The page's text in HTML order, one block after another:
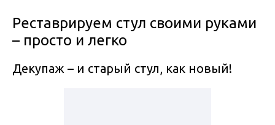
Реставрируем стул своими руками
– просто и легко
Декупаж – и старый стул, как новый!